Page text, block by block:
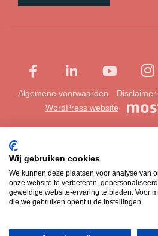
Algemene voorwaarden Disclaimer
WordPress website
Wij gebruiken cookies
We kunnen deze plaatsen voor analyse van
onze website te verbeteren,
geweldige website-ervaring te bieden. Voor
die we gebruiken opent u de instellingen.